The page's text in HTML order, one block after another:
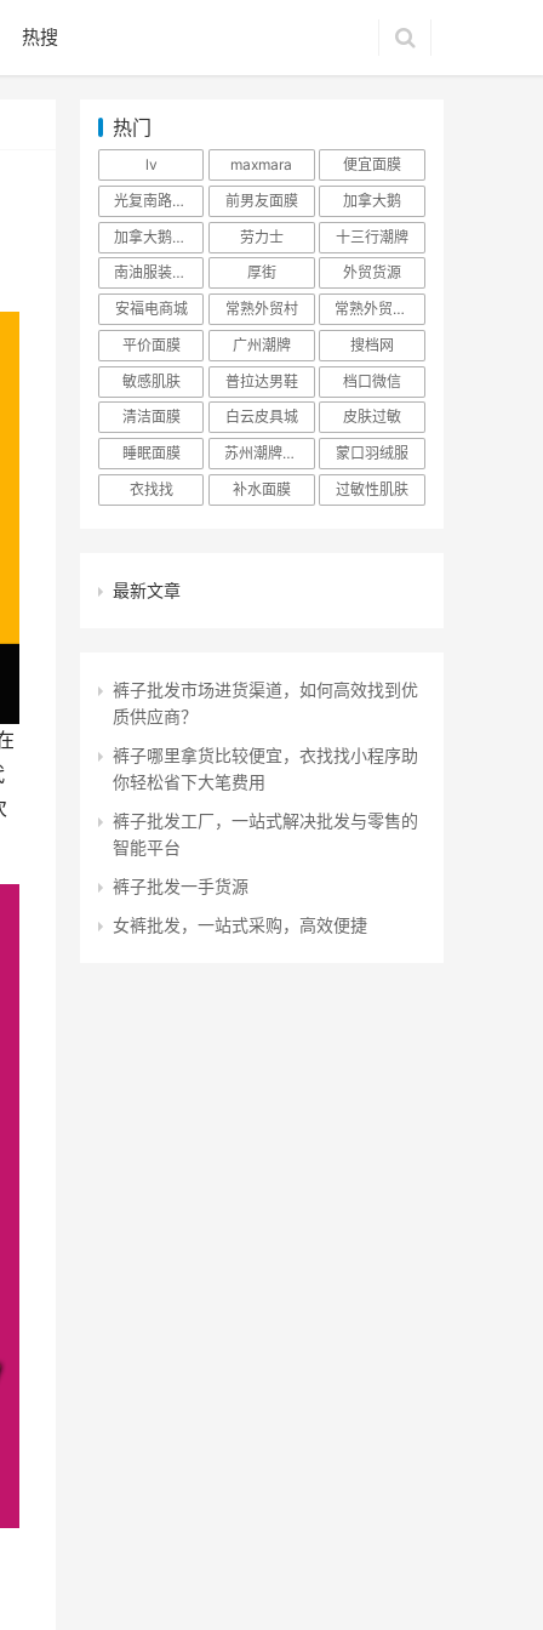
热搜
热门
lv maxmara
便宜面膜
光复南路潮牌
前男友面膜
加拿大鹅
加拿大鹅羽绒服
劳力士
十三行潮牌
南油服装批发市场
厚街
外贸货源
安福电商城
常熟外贸村
常熟外贸村货源
平价面膜
广州潮牌
搜档网
敏感肌肤
普拉达男鞋
档口微信
清洁面膜
白云皮具城
皮肤过敏
睡眠面膜
苏州潮牌货源
蒙口羽绒服
衣找找
补水面膜 过敏性肌肤
最新文章
裤子批发市场进货渠道，如何高效找到优
质供应商？
裤子哪里拿货比较便宜，衣找找小程序助
你轻松省下大笔费用
裤子批发工厂，一站式解决批发与零售的
智能平台
裤子批发一手货源
女裤批发，一站式采购，高效便捷